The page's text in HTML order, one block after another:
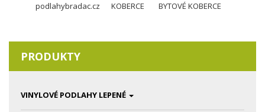
podlahybradac.cz KOBERCE BYTOVÉ KOBERCE
PRODUKTY
VINYLOVÉ PODLAHY LEPENÉ